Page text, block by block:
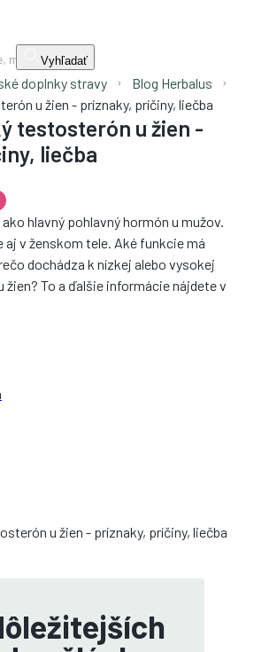
Vyhľadať
doplnky stravy
Blog Herbalus
u žien - príznaky, príčiny, liečba
testosterón u žien -
liečba
hlavný pohlavný hormón u mužov.
aj v ženskom tele. Aké funkcie má
dochádza k nízkej alebo vysokej
To a ďalšie informácie nájdete v